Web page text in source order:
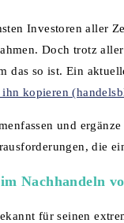
Investoren aller
Doch trotz
das so ist. Ein
kopieren
und
die
Nachhandeln
für seinen